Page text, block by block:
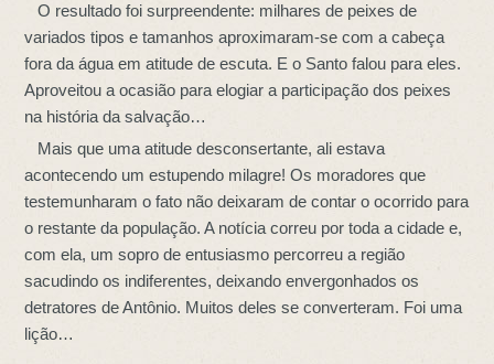
O resultado foi surpreendente: milhares de peixes de
variados tipos e tamanhos aproximaram-se com a cabeça
fora da água em atitude de escuta. E o Santo falou para eles.
Aproveitou a ocasião para elogiar a participação dos peixes
na história da salvação…
Mais que uma atitude desconsertante, ali estava
acontecendo um estupendo milagre! Os moradores que
testemunharam o fato não deixaram de contar o ocorrido para
o restante da população. A notícia correu por toda a cidade e,
com ela, um sopro de entusiasmo percorreu a região
sacudindo os indiferentes, deixando envergonhados os
detratores de Antônio. Muitos deles se converteram. Foi uma
lição…